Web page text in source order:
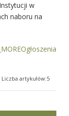
w
naboru na
Liczba artykułów:5